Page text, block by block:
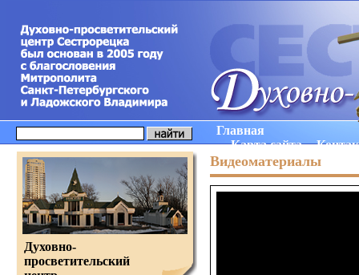
Главная
Карта сайта
Видеоматериалы
Духовно-
просветительский